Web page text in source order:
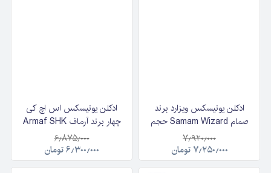
ادکلن یونیسکس ویزارد برند
صمام Samam Wizard حجم
۱۰۰ میلی‌لیتر
۷٫۹۲۰٫۰۰۰
۷٫۲۵۰٫۰۰۰ تومان
ادکلن یونیسکس اس اچ کی
چهار برند آرماف Armaf SHK
۱۰۰ میلی‌لیتر
۶٫۸۷۵٫۰۰۰
۶٫۳۰۰٫۰۰۰تومان